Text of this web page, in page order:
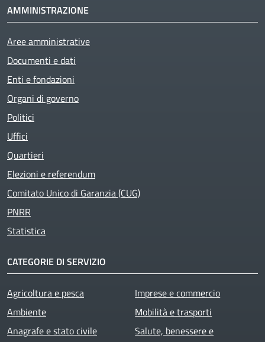
AMMINISTRAZIONE
Aree amministrative
Documenti e dati
Enti e fondazioni
Organi di governo
Politici
Uffici
Quartieri
Elezioni e referendum
Comitato Unico di Garanzia (CUG)
PNRR
Statistica
CATEGORIE DI SERVIZIO
Agricoltura e pesca
Ambiente
Anagrafe e stato civile
Imprese e commercio
Mobilità e trasporti
Salute, benessere e